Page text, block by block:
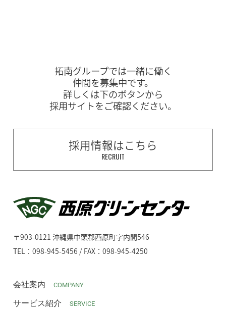
拓南グループでは一緒に働く
仲間を募集中です。
詳しくは下のボタンから
採用サイトをご確認ください。
採用情報はこちら
RECRUIT
〒903-0121 沖縄県中頭郡西原町字内間546
TEL：098-945-5456 / FAX：098-945-4250
会社案内 COMPANY
サービス紹介 SERVICE